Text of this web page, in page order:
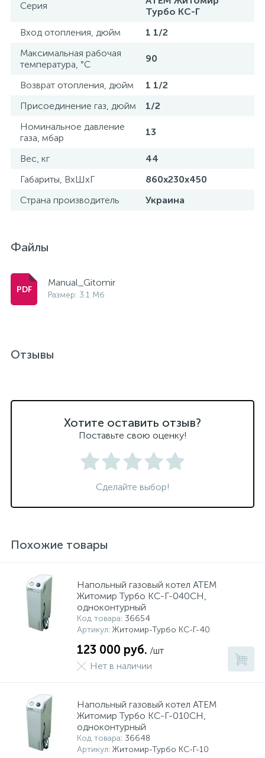
Серия
Турбо КС-Г
Вход отопления, дюйм
1 1/2
Максимальная рабочая
температура, °С
90
Возврат отопления, дюйм
1 1/2
Присоединение газ, дюйм
1/2
Номинальное давление
газа, мбар
13
Вес, кг
44
Габариты, ВхШхГ
860х230х450
Страна производитель
Украина
Файлы
Manual_Gitomir
Размер: 3.1 Мб
Отзывы
Хотите оставить отзыв?
Поставьте свою оценку!
Сделайте выбор!
Похожие товары
Напольный газовый котел АТЕМ
Житомир Турбо КС-Г-040СН,
одноконтурный
Код товара: 36654
Артикул: Житомир-Турбо КС-Г-40
123 000 руб. /шт
Нет в наличии
Напольный газовый котел АТЕМ
Житомир Турбо КС-Г-010СН,
одноконтурный
Код товара: 36648
Артикул: Житомир-Турбо КС-Г-10